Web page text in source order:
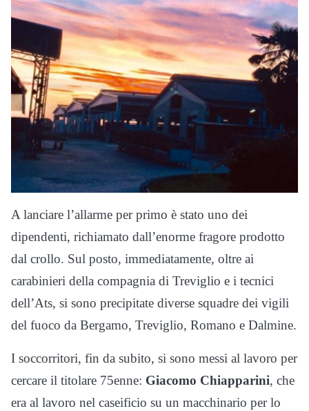
A lanciare l’allarme per primo è stato uno dei
dipendenti, richiamato dall’enorme fragore prodotto
dal crollo. Sul posto, immediatamente, oltre ai
carabinieri della compagnia di Treviglio e i tecnici
dell’Ats, si sono precipitate diverse squadre dei vigili
del fuoco da Bergamo, Treviglio, Romano e Dalmine.
I soccorritori, fin da subito, si sono messi al lavoro per
cercare il titolare 75enne: Giacomo Chiapparini, che
era al lavoro nel caseificio su un macchinario per lo